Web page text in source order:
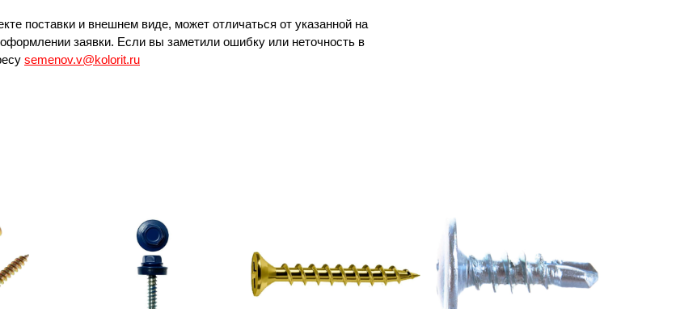
поставки и внешнем виде, может отличаться от указанной на
заявки. Если вы заметили ошибку или неточность в
semenov.v@kolorit.ru